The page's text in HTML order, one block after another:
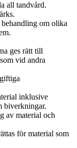
all tandvård.
om olika
ges rätt till
vid andra
inklusive
biverkningar.
av material och
för material som